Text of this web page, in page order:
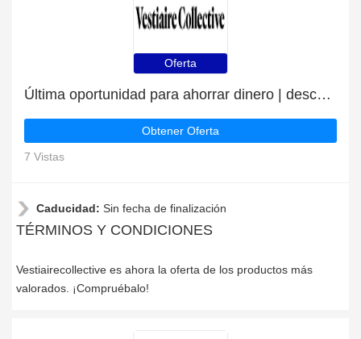
Oferta
Última oportunidad para ahorrar dinero | descuento Vestiairecollective
Obtener Oferta
7 Vistas
Caducidad: Sin fecha de finalización
TÉRMINOS Y CONDICIONES
Vestiairecollective es ahora la oferta de los productos más
valorados. ¡Compruébalo!